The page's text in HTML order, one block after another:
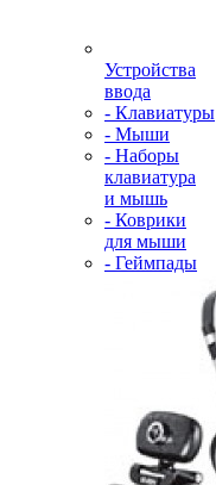
Устройства
ввода
- Клавиатуры
- Мыши
- Наборы
клавиатура
и мышь
- Коврики
для мыши
- Геймпады